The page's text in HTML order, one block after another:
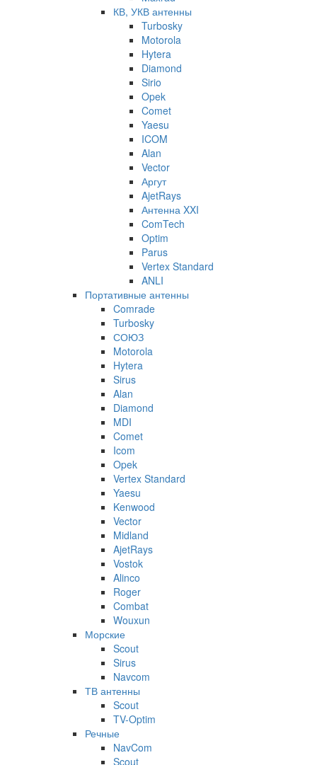
КВ, УКВ антенны
Turbosky
Motorola
Hytera
Diamond
Sirio
Opek
Comet
Yaesu
ICOM
Alan
Vector
Аргут
AjetRays
Антенна XXI
ComTech
Optim
Parus
Vertex Standard
ANLI
Портативные антенны
Comrade
Turbosky
СОЮЗ
Motorola
Hytera
Sirus
Alan
Diamond
MDI
Comet
Icom
Opek
Vertex Standard
Yaesu
Kenwood
Vector
Midland
AjetRays
Vostok
Alinco
Roger
Combat
Wouxun
Морские
Scout
Sirus
Navcom
ТВ антенны
Scout
TV-Optim
Речные
NavCom
Scout